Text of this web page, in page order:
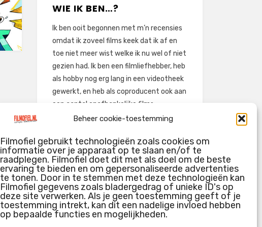
Beheer cookie-toestemming
Filmofiel gebruikt technologieën zoals cookies om
informatie over je apparaat op te slaan en/of te
raadplegen. Filmofiel doet dit met als doel om de beste
ervaring te bieden en om gepersonaliseerde advertenties
te tonen. Door in te stemmen met deze technologieën kan
Filmofiel gegevens zoals bladergedrag of unieke ID's op
deze site verwerken. Als je geen toestemming geeft of je
toestemming intrekt, kan dit een nadelige invloed hebben
op bepaalde functies en mogelijkheden.
WIE IK BEN…?
Ik ben ooit begonnen met m’n recensies
omdat ik zoveel films keek dat ik af en
toe niet meer wist welke ik nu wel of niet
gezien had. Ik ben een filmliefhebber, heb
als hobby nog erg lang in een videotheek
gewerkt, en heb als coproducent ook aan
een aantal onafhankelijke films
meegewerkt.
pretentieloze uitbreidingen van m’n
voormalige ‘videotheek-geouwehoer’,
aangevuld met een groeiende kennis
over de kunde én de kunst van het
maken van film.